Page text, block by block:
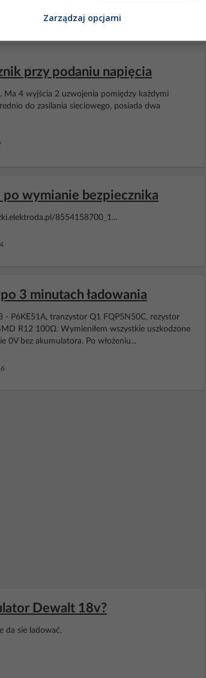
przy podaniu napięcia
4 wyjścia 2 uzwojenia pomiędzy każdymi
do zasilania sieciowego, posiada dwa
wymianie bezpiecznika
8554158700_1...
3 minutach ładowania
- P6KE51A, tranzystor Q1 FQP5N50C, rezystor
R12 100Ω. Wymieniłem wszystkie uszkodzone
0V bez akumulatora. Po włożeniu...
Dewalt 18v?
da sie ladować.
Zarządzaj opcjami